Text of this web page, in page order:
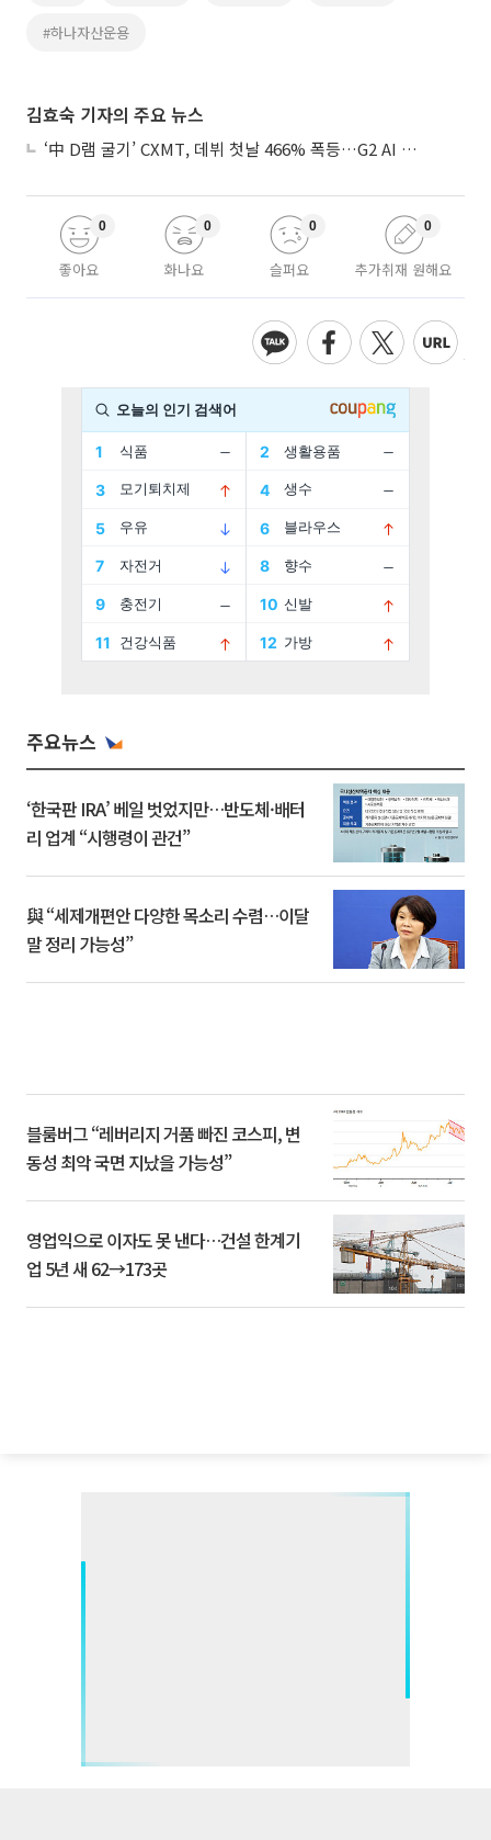
#하나자산운용
김효숙 기자의 주요 뉴스
‘中 D램 굴기’ CXMT, 데뷔 첫날 466% 폭등…G2 AI 패권 ‘쩐의 전쟁’
좋아요
0
화나요
0
슬퍼요
0
추가취재 원해요
0
주요뉴스
‘한국판 IRA’ 베일 벗었지만…반도체·배터
리 업계 “시행령이 관건”
與 “세제개편안 다양한 목소리 수렴…이달
말 정리 가능성”
블룸버그 “레버리지 거품 빠진 코스피, 변
동성 최악 국면 지났을 가능성”
영업익으로 이자도 못 낸다…건설 한계기
업 5년 새 62→173곳